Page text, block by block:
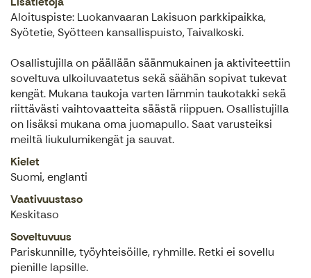
Aloituspiste: Luokanvaaran Lakisuon parkkipaikka,
Syötetie, Syötteen kansallispuisto, Taivalkoski.
Osallistujilla on päällään säänmukainen ja aktiviteettiin
soveltuva ulkoiluvaatetus sekä säähän sopivat tukevat
kengät. Mukana taukoja varten lämmin taukotakki sekä
riittävästi vaihtovaatteita säästä riippuen. Osallistujilla
on lisäksi mukana oma juomapullo. Saat varusteiksi
meiltä liukulumikengät ja sauvat.
Kielet
Suomi, englanti
Vaativuustaso
Keskitaso
Soveltuvuus
Pariskunnille, työyhteisöille, ryhmille. Retki ei sovellu
pienille lapsille.